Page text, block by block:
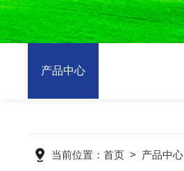
产品中心
当前位置：首页 > 产品中心